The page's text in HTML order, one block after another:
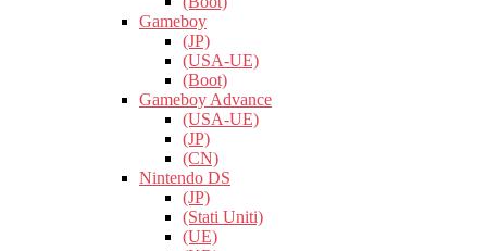
Gameboy
(JP)
(USA-UE)
(Boot)
Gameboy Advance
(USA-UE)
(JP)
(CN)
Nintendo DS
(JP)
(Stati Uniti)
(UE)